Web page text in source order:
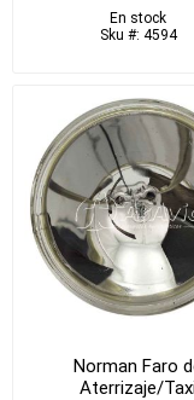
En stock
Sku #: 4594
Norman Faro
Aterrizaje/